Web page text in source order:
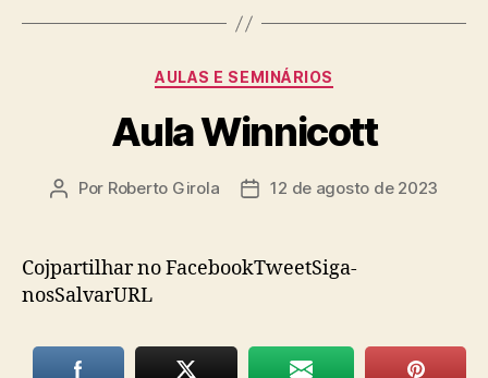
Categorias
AULAS E SEMINÁRIOS
Aula Winnicott
Autor
Por Roberto Girola
Data12 de agosto de 2023
Cojpartilhar no FacebookTweetSiga-
nosSalvarURL